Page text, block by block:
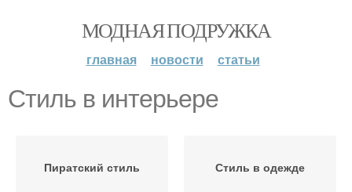
МОДНАЯ ПОДРУЖКА
главная новости статьи
Стиль в интерьере
Пиратский стиль Стиль в одежде